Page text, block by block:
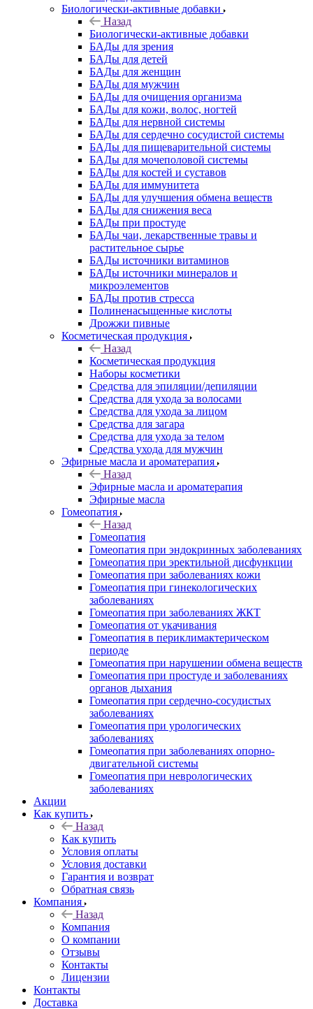
Биологически-активные добавки
Назад
Биологически-активные добавки
БАДы для зрения
БАДы для детей
БАДы для женщин
БАДы для мужчин
БАДы для очищения организма
БАДы для кожи, волос, ногтей
БАДы для нервной системы
БАДы для сердечно сосудистой системы
БАДы для пищеварительной системы
БАДы для мочеполовой системы
БАДы для костей и суставов
БАДы для иммунитета
БАДы для улучшения обмена веществ
БАДы для снижения веса
БАДы при простуде
БАДы чаи, лекарственные травы и
растительное сырье
БАДы источники витаминов
БАДы источники минералов и
микроэлементов
БАДы против стресса
Полиненасыщенные кислоты
Дрожжи пивные
Косметическая продукция
Назад
Косметическая продукция
Наборы косметики
Средства для эпиляции/депиляции
Средства для ухода за волосами
Средства для ухода за лицом
Средства для загара
Средства для ухода за телом
Средства ухода для мужчин
Эфирные масла и ароматерапия
Назад
Эфирные масла и ароматерапия
Эфирные масла
Гомеопатия
Назад
Гомеопатия
Гомеопатия при эндокринных заболеваниях
Гомеопатия при эректильной дисфункции
Гомеопатия при заболеваниях кожи
Гомеопатия при гинекологических
заболеваниях
Гомеопатия при заболеваниях ЖКТ
Гомеопатия от укачивания
Гомеопатия в периклимактерическом
периоде
Гомеопатия при нарушении обмена веществ
Гомеопатия при простуде и заболеваниях
органов дыхания
Гомеопатия при сердечно-сосудистых
заболеваниях
Гомеопатия при урологических
заболеваниях
Гомеопатия при заболеваниях опорно-
двигательной системы
Гомеопатия при неврологических
заболеваниях
Акции
Как купить
Назад
Как купить
Условия оплаты
Условия доставки
Гарантия и возврат
Обратная связь
Компания
Назад
Компания
О компании
Отзывы
Контакты
Лицензии
Контакты
Доставка